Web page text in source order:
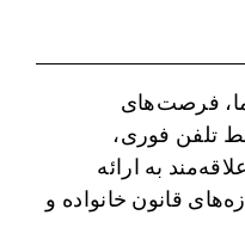
خدمات حقوقی رایگان در حوزه‌های قانون خانواده و